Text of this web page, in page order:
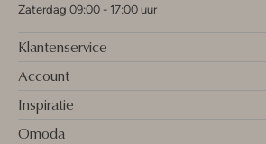
Zaterdag 09:00 - 17:00 uur
Klantenservice
Account
Inspiratie
Omoda